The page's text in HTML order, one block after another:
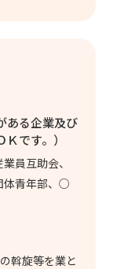
ある企業及び
です。）
員互助会、
青年部、○
斡旋等を業と